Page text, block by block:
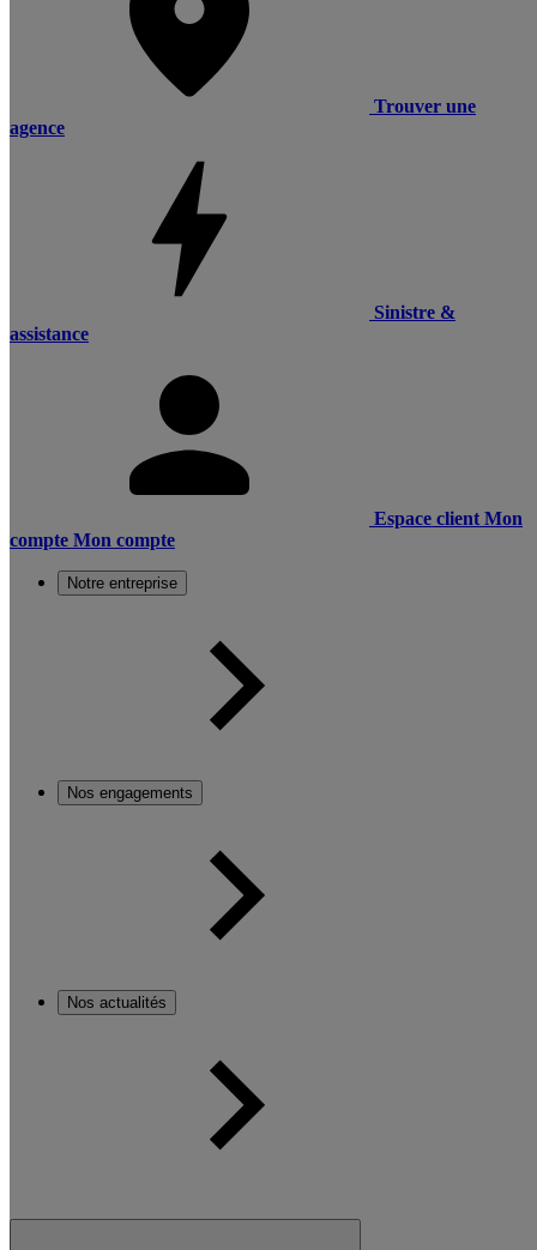
Trouver une
agence
Sinistre &
assistance
Espace client Mon
compte Mon compte
Notre entreprise
Nos engagements
Nos actualités